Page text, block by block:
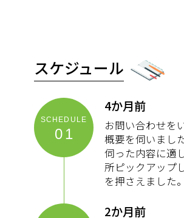
スケジュール
01
4か月前
お問い合わせを
概要を伺いました
伺った内容に適
所ピックアップ
を押さえました。
2か月前